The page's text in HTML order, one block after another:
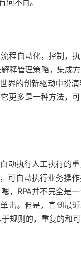
何不同。
程自动化，控制，
释管理策略，集成
界的创新驱动中扮
更多是一种方法，
动执行人工执行的
可自动执行业务操
，RPA并不完全是
击。但是，直到最
于规则的，重复的和